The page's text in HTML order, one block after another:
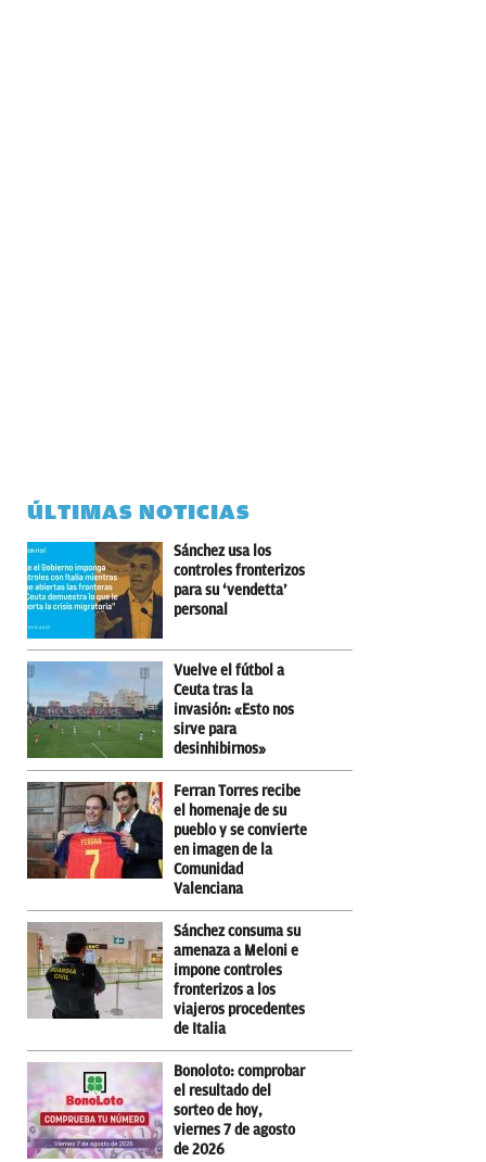
ÚLTIMAS NOTICIAS
Sánchez usa los
controles fronterizos
para su ‘vendetta’
personal
Vuelve el fútbol a
Ceuta tras la
invasión: «Esto nos
sirve para
desinhibirnos»
Ferran Torres recibe
el homenaje de su
pueblo y se convierte
en imagen de la
Comunidad
Valenciana
Sánchez consuma su
amenaza a Meloni e
impone controles
fronterizos a los
viajeros procedentes
de Italia
Bonoloto: comprobar
el resultado del
sorteo de hoy,
viernes 7 de agosto
de 2026